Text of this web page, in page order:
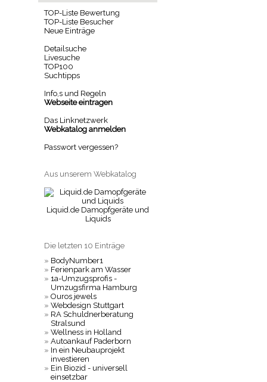
TOP-Liste Bewertung
TOP-Liste Besucher
Neue Einträge
Detailsuche
Livesuche
TOP100
Suchtipps
Info,s und Regeln
Webseite eintragen
Das Linknetzwerk
Webkatalog anmelden
Passwort vergessen?
Aus unserem Webkatalog
Liquid.de Damopfgeräte und
Liquids
Die letzten 10 Einträge
» BodyNumber1
» Ferienpark am Wasser
» 1a-Umzugsprofis -
Umzugsfirma Hamburg
» Ouros jewels
» Webdesign Stuttgart
» RA Schuldnerberatung
Stralsund
» Wellness in Holland
» Autoankauf Paderborn
» In ein Neubauprojekt
investieren
» Ein Biozid - universell
einsetzbar